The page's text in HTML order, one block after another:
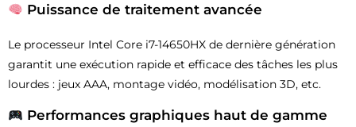
Puissance de traitement avancée
Le processeur Intel Core i7-14650HX de dernière génération
garantit une exécution rapide et efficace des tâches les plus
lourdes : jeux AAA, montage vidéo, modélisation 3D, etc.
Performances graphiques haut de gamme